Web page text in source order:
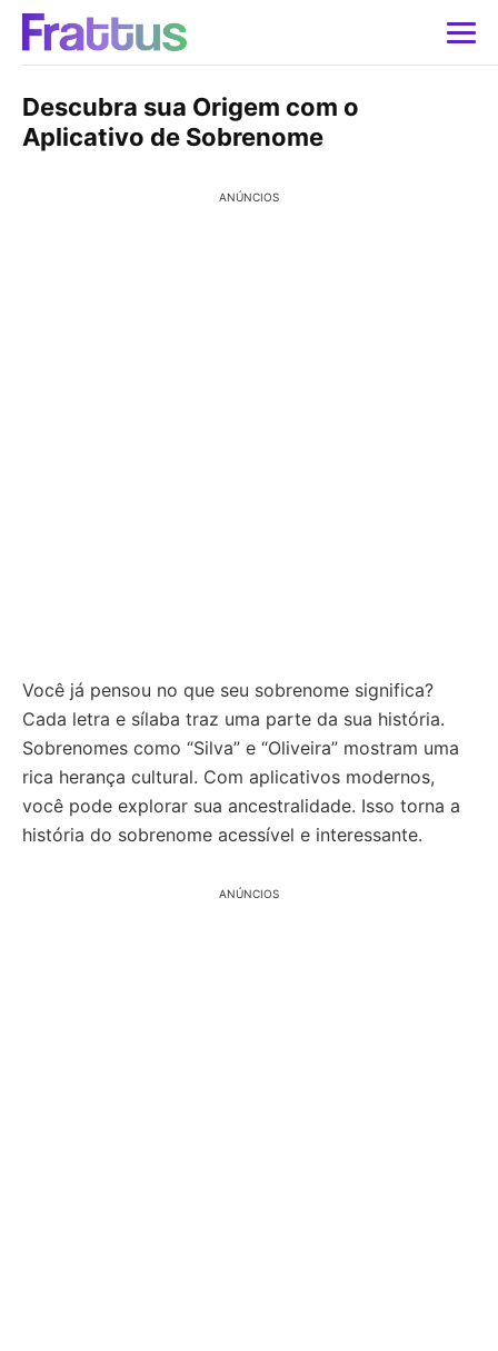
Descubra sua Origem com o
Aplicativo de Sobrenome
ANÚNCIOS
Você já pensou no que seu sobrenome significa?
Cada letra e sílaba traz uma parte da sua história.
Sobrenomes como “Silva” e “Oliveira” mostram uma
rica herança cultural. Com aplicativos modernos,
você pode explorar sua ancestralidade. Isso torna a
história do sobrenome acessível e interessante.
ANÚNCIOS